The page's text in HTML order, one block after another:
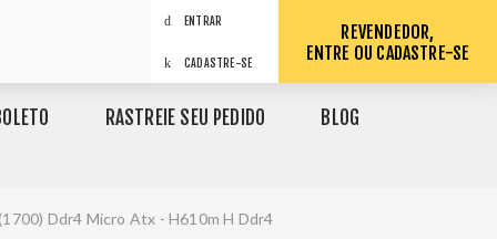
ENTRAR
CADASTRE-SE
REVENDEDOR,
ENTRE OU CADASTRE-SE
RASTREIE SEU PEDIDO BLOG
Ddr4 Micro Atx - H610m H Ddr4